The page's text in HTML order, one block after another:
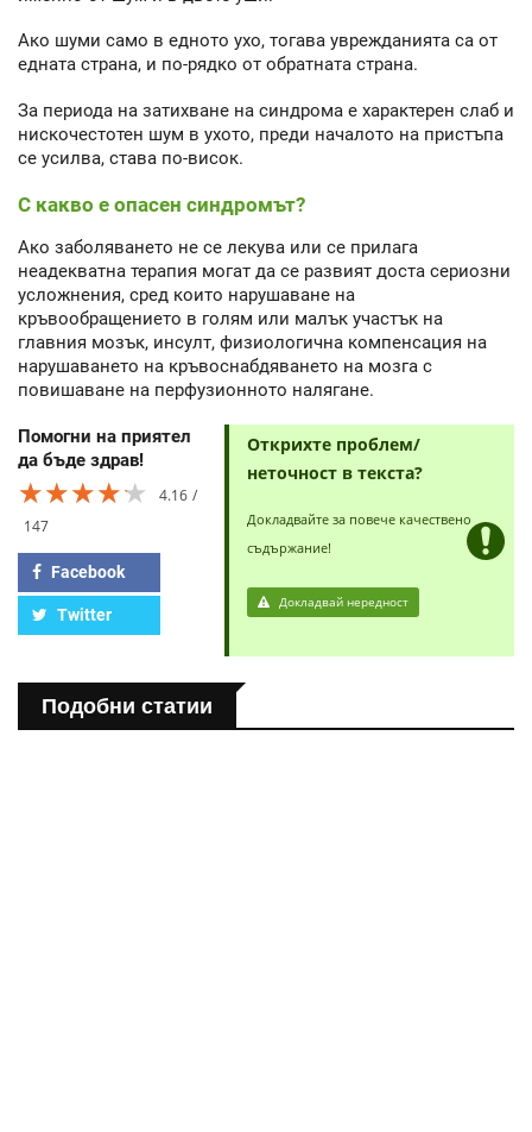
Ако шуми само в едното ухо, тогава уврежданията са от
едната страна, и по-рядко от обратната страна.
За периода на затихване на синдрома е характерен слаб и
нискочестотен шум в ухото, преди началото на пристъпа
се усилва, става по-висок.
С какво е опасен синдромът?
Ако заболяването не се лекува или се прилага
неадекватна терапия могат да се развият доста сериозни
усложнения, сред които нарушаване на
кръвообращението в голям или малък участък на
главния мозък, инсулт, физиологична компенсация на
нарушаването на кръвоснабдяването на мозга с
повишаване на перфузионното налягане.
Помогни на приятел
да бъде здрав!
★★★★★
★★★★★
★★★★★
4.16
147
Facebook
Twitter
Открихте проблем/
неточност в текста?
Докладвайте за повече качествено
съдържание!
Докладвай нередност
Подобни статии